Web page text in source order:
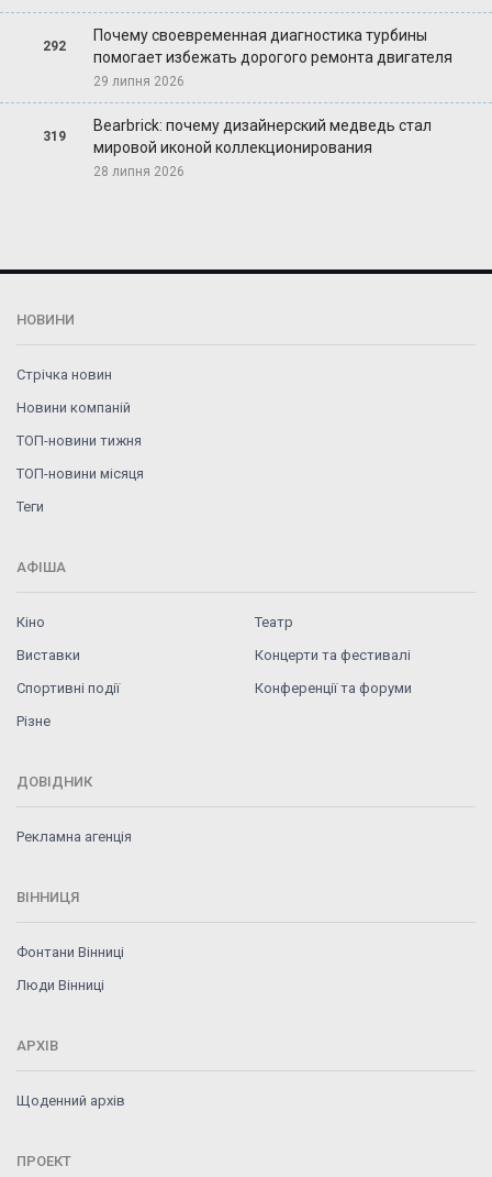
292
Почему своевременная диагностика турбины
помогает избежать дорогого ремонта двигателя
29 липня 2026
319
Bearbrick: почему дизайнерский медведь стал
мировой иконой коллекционирования
28 липня 2026
НОВИНИ
Стрічка новин
Новини компаній
ТОП-новини тижня
ТОП-новини місяця
Теги
АФІША
Кіно
Театр
Виставки
Концерти та фестивалі
Спортивні події
Конференції та форуми
Різне
ДОВІДНИК
Рекламна агенція
ВІННИЦЯ
Фонтани Вінниці
Люди Вінниці
АРХІВ
Щоденний архів
ПРОЕКТ